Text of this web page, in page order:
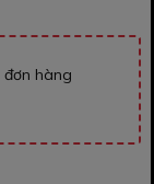
đơn hàng